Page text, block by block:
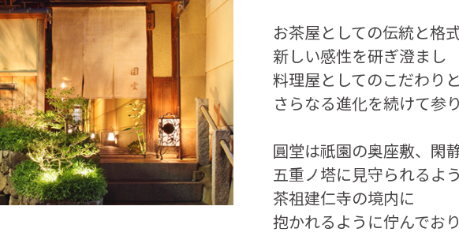
お茶屋としての伝統と格
新しい感性を研ぎ澄まし
料理屋としてのこだわり
さらなる進化を続けて参
圓堂は祇園の奥座敷、閑
五重ノ塔に見守られるよう
茶祖建仁寺の境内に
抱かれるように佇んでおり